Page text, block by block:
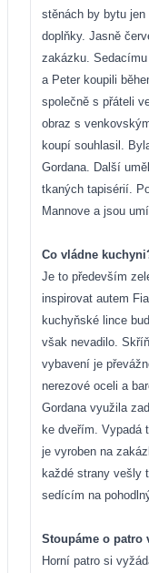
stěnách by bytu
doplňky. Jasně
zakázku.
a Peter koupili
společně s přáteli
obraz s
koupí souhlasil.
Gordana. Další
tkaných tapisérií.
Mannove a jsou
Co vládne
Je to především
inspirovat autem
kuchyňské lince
však nevadilo.
vybavení je
nerezové oceli a
Gordana využila
ke dveřím. Vypadá
je vyroben na
každé strany vešly
sedícím na
Stoupáme o patro
Horní patro si